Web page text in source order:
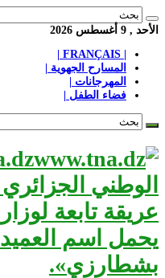
الأحد , 9 أغسطس 2026
المسارح الجهوية |
المهرجانات |
فضاء الطفل |
الوطني
عريقة تابعة
يحمل اسم
بشطارزي».